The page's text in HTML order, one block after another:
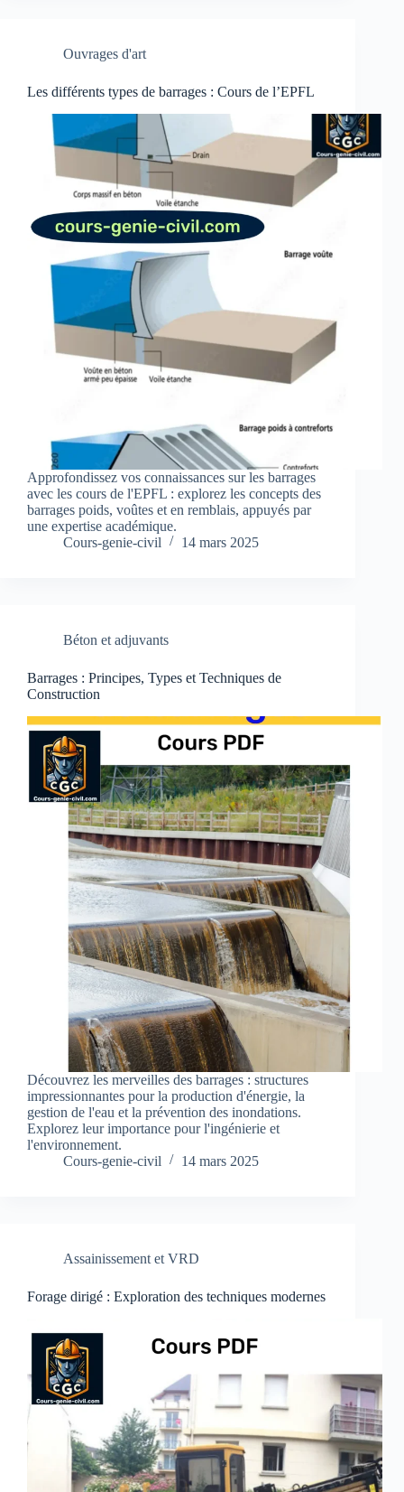
Ouvrages d'art
Les différents types de barrages : Cours de l’EPFL
Approfondissez vos connaissances sur les barrages
avec les cours de l'EPFL : explorez les concepts des
barrages poids, voûtes et en remblais, appuyés par
une expertise académique.
Cours-genie-civil
14 mars 2025
Béton et adjuvants
Barrages : Principes, Types et Techniques de
Construction
Découvrez les merveilles des barrages : structures
impressionnantes pour la production d'énergie, la
gestion de l'eau et la prévention des inondations.
Explorez leur importance pour l'ingénierie et
l'environnement.
Cours-genie-civil
14 mars 2025
Assainissement et VRD
Forage dirigé : Exploration des techniques modernes